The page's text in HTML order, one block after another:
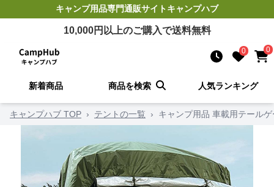
キャンプ用品専門通販サイトキャンプハブ
10,000円以上のご購入で送料無料
0 0
新着商品 商品を検索 人気ランキング
キャンプハブ TOP › テントの一覧 › キャンプ用品 車載用テール